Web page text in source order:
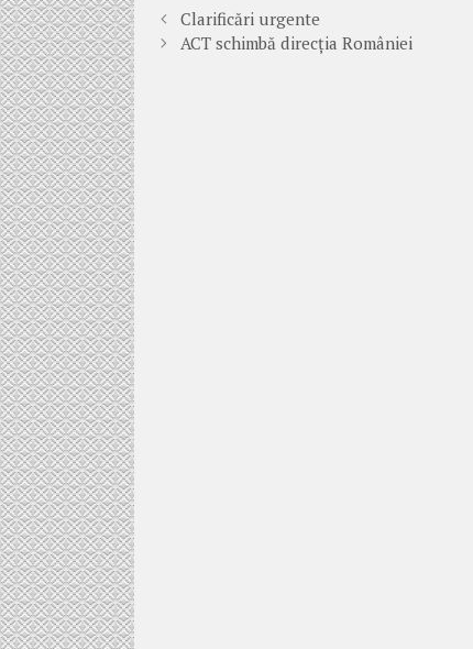
Clarificări urgente
ACT schimbă direcția României